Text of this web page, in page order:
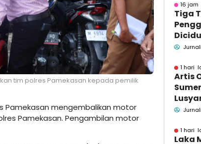
tim polres Pamekasan kepada pemilik
Pamekasan mengembalikan motor
Pamekasan. Pengambilan motor
16 jam
Tiga
dan
1 hari
Artis
1 hari
Laka